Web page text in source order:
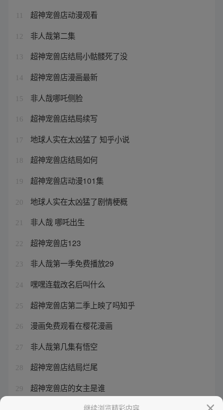
超神宠兽店动漫观看
12 非人哉第二集
13 超神宠兽店结局小骷髅死了没
14 超神宠兽店漫画最新
15 非人哉哪吒侧脸
16 超神宠兽店结局续写
17 地球人实在太凶猛了 知乎小说
18 超神宠兽店结局如何
19 超神宠兽店动漫101集
20 地球人实在太凶猛了剧情梗概
21 非人哉 哪吒出生
22 超神宠兽店123
23 非人哉第一季免费播放29
24 嘿嘿连载改名后叫什么
25 超神宠兽店第二季上映了吗知乎
26 漫画免费观看在樱花漫画
27 非人哉第几集有悟空
28 超神宠兽店结局烂尾
29 超神宠兽店的女主是谁